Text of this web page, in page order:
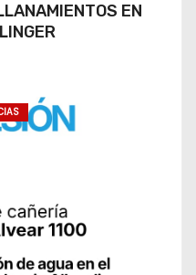
EN